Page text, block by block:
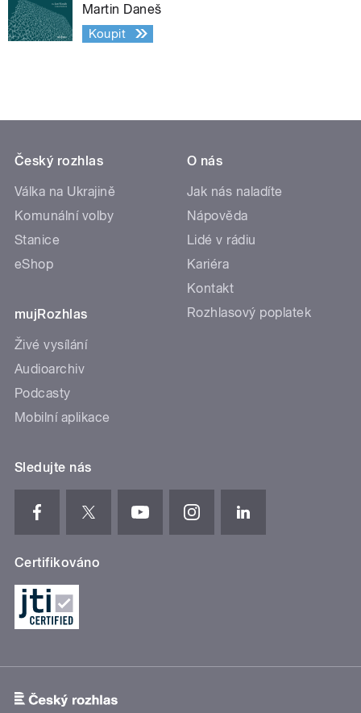
Martin Daneš
Koupit
Český rozhlas
Válka na Ukrajině
Komunální volby
Stanice
eShop
mujRozhlas
Živé vysílání
Audioarchiv
Podcasty
Mobilní aplikace
O nás
Jak nás naladíte
Nápověda
Lidé v rádiu
Kariéra
Kontakt
Rozhlasový poplatek
Sledujte nás
Certifikováno